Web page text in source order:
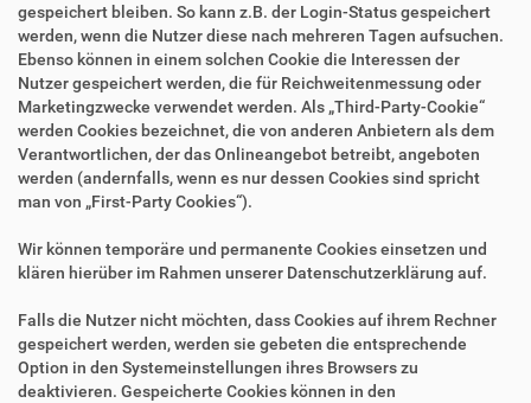
gespeichert bleiben. So kann z.B. der Login-Status gespeichert
werden, wenn die Nutzer diese nach mehreren Tagen aufsuchen.
Ebenso können in einem solchen Cookie die Interessen der
Nutzer gespeichert werden, die für Reichweitenmessung oder
Marketingzwecke verwendet werden. Als „Third-Party-Cookie“
werden Cookies bezeichnet, die von anderen Anbietern als dem
Verantwortlichen, der das Onlineangebot betreibt, angeboten
werden (andernfalls, wenn es nur dessen Cookies sind spricht
man von „First-Party Cookies“).
Wir können temporäre und permanente Cookies einsetzen und
klären hierüber im Rahmen unserer Datenschutzerklärung auf.
Falls die Nutzer nicht möchten, dass Cookies auf ihrem Rechner
gespeichert werden, werden sie gebeten die entsprechende
Option in den Systemeinstellungen ihres Browsers zu
deaktivieren. Gespeicherte Cookies können in den